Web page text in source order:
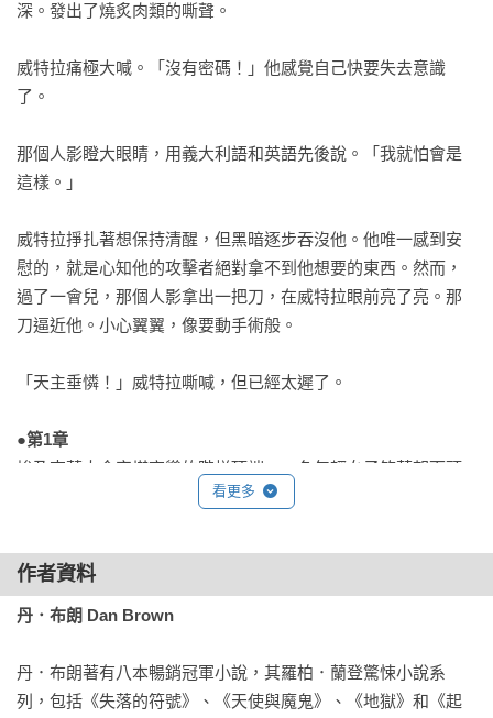
深。發出了燒炙肉類的嘶聲。
威特拉痛極大喊。「沒有密碼！」他感覺自己快要失去意識
了。
那個人影瞪大眼睛，用義大利語和英語先後說。「我就怕會是
這樣。」
威特拉掙扎著想保持清醒，但黑暗逐步吞沒他。他唯一感到安
慰的，就是心知他的攻擊者絕對拿不到他想要的東西。然而，
過了一會兒，那個人影拿出一把刀，在威特拉眼前亮了亮。那
刀逼近他。小心翼翼，像要動手術般。
「天主垂憐！」威特拉嘶喊，但已經太遲了。
●第1章
埃及吉薩大金字塔高聳的階梯頂端，一名年輕女子笑著朝下頭
喊。「羅柏，快點！我就知道我該嫁個年輕點的老公！」她的
他掙扎著往上，卻覺得兩腿沈得像石頭似的。「等一下，」他
哀求著。「拜託……」
他往上攀爬，視線開始模糊。耳邊響起雷霆般的聲音。*我一定
得追上她！*但他再度朝上看時，那個女人不見了。她原來的位
看更多
作者資料
丹．布朗 Dan Brown
丹．布朗著有八本暢銷冠軍小說，其羅柏．蘭登驚悚小說系
列，包括《失落的符號》、《天使與魔鬼》、《地獄》和《起